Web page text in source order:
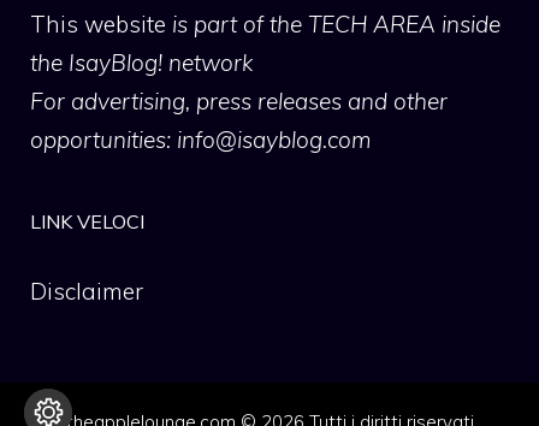
This website is part of the TECH AREA inside
the IsayBlog! network
For advertising, press releases and other
opportunities: info@isayblog.com
LINK VELOCI
Disclaimer
theapplelounge.com © 2026 Tutti i diritti riservati